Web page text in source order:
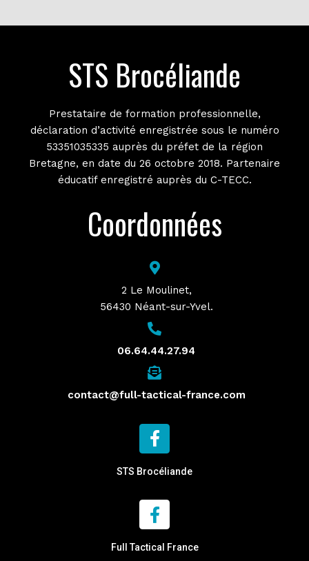
STS Brocéliande
Prestataire de formation professionnelle,
déclaration d’activité enregistrée sous le numéro
53351035335 auprès du préfet de la région
Bretagne, en date du 26 octobre 2018. Partenaire
éducatif enregistré auprès du C-TECC.
Coordonnées
2 Le Moulinet,
56430 Néant-sur-Yvel.
06.64.44.27.94
contact@full-tactical-france.com
STS Brocéliande
Full Tactical France